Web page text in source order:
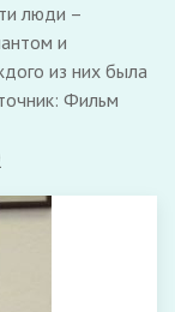
люди –
и
из них была
Фильм